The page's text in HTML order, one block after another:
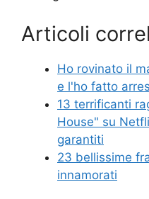
Articoli
Ho rovinato il
e l'ho fatto
13 terrificanti
House" su
garantiti
23 bellissime
innamorati